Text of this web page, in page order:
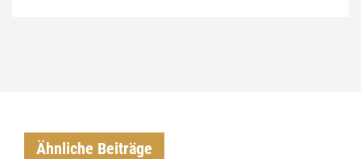
Ähnliche Beiträge